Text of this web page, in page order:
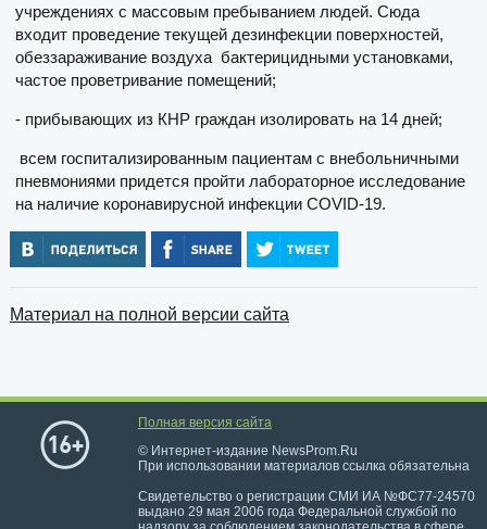
учреждениях с массовым пребыванием людей. Сюда
входит проведение текущей дезинфекции поверхностей,
обеззараживание воздуха бактерицидными установками,
частое проветривание помещений;
- прибывающих из КНР граждан изолировать на 14 дней;
всем госпитализированным пациентам с внебольничными
пневмониями придется пройти лабораторное исследование
на наличие коронавирусной инфекции COVID-19.
Материал на полной версии сайта
Полная версия сайта
© Интернет-издание NewsProm.Ru
При использовании материалов ссылка обязательна
Свидетельство о регистрации СМИ ИА №ФС77-24570
выдано 29 мая 2006 года Федеральной службой по